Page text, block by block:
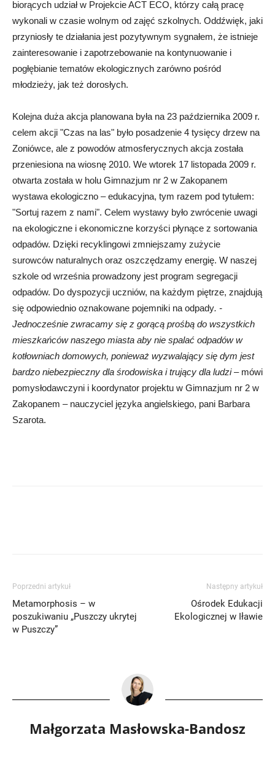
biorących udział w Projekcie ACT ECO, którzy całą pracę
wykonali w czasie wolnym od zajęć szkolnych. Oddźwięk, jaki
przyniosły te działania jest pozytywnym sygnałem, że istnieje
zainteresowanie i zapotrzebowanie na kontynuowanie i
pogłębianie tematów ekologicznych zarówno pośród
młodzieży, jak też dorosłych.
Kolejna duża akcja planowana była na 23 października 2009 r.
celem akcji "Czas na las" było posadzenie 4 tysięcy drzew na
Zoniówce, ale z powodów atmosferycznych akcja została
przeniesiona na wiosnę 2010. We wtorek 17 listopada 2009 r.
otwarta została w holu Gimnazjum nr 2 w Zakopanem
wystawa ekologiczno – edukacyjna, tym razem pod tytułem:
"Sortuj razem z nami". Celem wystawy było zwrócenie uwagi
na ekologiczne i ekonomiczne korzyści płynące z sortowania
odpadów. Dzięki recyklingowi zmniejszamy zużycie
surowców naturalnych oraz oszczędzamy energię. W naszej
szkole od września prowadzony jest program segregacji
odpadów. Do dyspozycji uczniów, na każdym piętrze, znajdują
się odpowiednio oznakowane pojemniki na odpady. -
Jednocześnie zwracamy się z gorącą prośbą do wszystkich
mieszkańców naszego miasta aby nie spalać odpadów w
kotłowniach domowych, ponieważ wyzwalający się dym jest
bardzo niebezpieczny dla środowiska i trujący dla ludzi– mówi
pomysłodawczyni i koordynator projektu w Gimnazjum nr 2 w
Zakopanem – nauczyciel języka angielskiego, pani Barbara
Szarota.
Poprzedni artykuł
Metamorphosis – w
poszukiwaniu „Puszczy ukrytej
w Puszczy”
Następny artykuł
Ośrodek Edukacji
Ekologicznej w Iławie
Małgorzata Masłowska-Bandosz